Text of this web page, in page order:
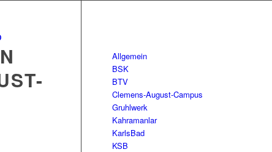
Allgemein
BSK
BTV
Clemens-August-Campus
Gruhlwerk
Kahramanlar
KarlsBad
KSB